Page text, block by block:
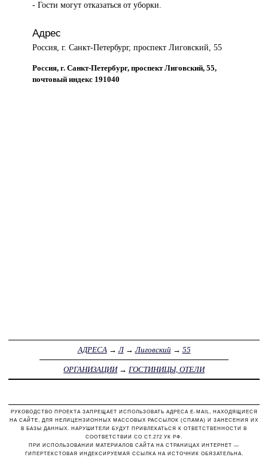
- Гости могут отказаться от уборки.
Адрес
Россия, г. Санкт-Петербург, проспект Лиговский, 55
Россия, г. Санкт-Петербург, проспект Лиговский, 55,
почтовый индекс 191040
АДРЕСА→Л→Лиговский→ 55
ОРГАНИЗАЦИИ→ ГОСТИНИЦЫ, ОТЕЛИ
РУКОВОДСТВО ПРОЕКТА ЗАПРЕЩАЕТ ИСПОЛЬЗОВАТЬ АДРЕСА E-MAIL, НАХОДЯЩИЕСЯ
НА САЙТЕ, ДЛЯ НЕЛИЦЕНЗИОННЫХ МАССОВЫХ РАССЫЛОК (СПАМА) И ЗАНЕСЕНИЯ ИХ
В БАЗЫ ДАННЫХ. НАРУШИТЕЛИ БУДУТ ПРИВЛЕКАТЬСЯ К ОТВЕТСТВЕННОСТИ В
СООТВЕТСТВИИ СО СТ.272 УК РФ.
ПРИ ИСПОЛЬЗОВАНИИ МАТЕРИАЛОВ САЙТА НА СТРАНИЦАХ ИНТЕРНЕТ —
ГИПЕРТЕКСТОВАЯ ИНДЕКСИРУЕМАЯ ССЫЛКА НА ИСТОЧНИК ОБЯЗАТЕЛЬНА.